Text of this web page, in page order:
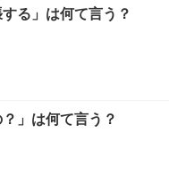
る」は何て言う？
」は何て言う？